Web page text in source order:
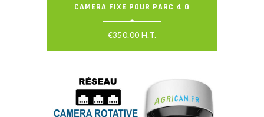
CAMERA FIXE POUR PARC 4 G
€350.00 H.T.